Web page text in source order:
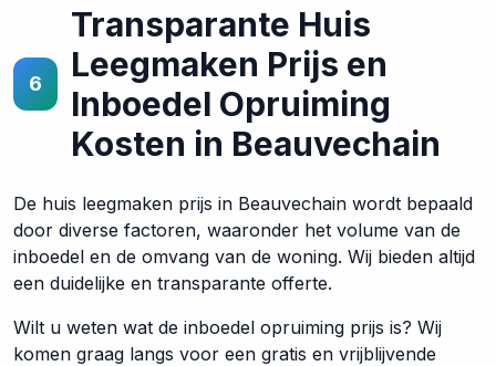
6
Transparante Huis
Leegmaken Prijs en
Inboedel Opruiming
Kosten in Beauvechain
De huis leegmaken prijs in Beauvechain wordt bepaald
door diverse factoren, waaronder het volume van de
inboedel en de omvang van de woning. Wij bieden altijd
een duidelijke en transparante offerte.
Wilt u weten wat de inboedel opruiming prijs is? Wij
komen graag langs voor een gratis en vrijblijvende